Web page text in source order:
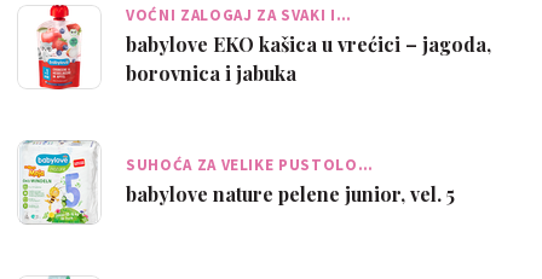
VOĆNI ZALOGAJ ZA SVAKI I…
babylove EKO kašica u vrećici – jagoda,
borovnica i jabuka
SUHOĆA ZA VELIKE PUSTOLO…
babylove nature pelene junior, vel. 5